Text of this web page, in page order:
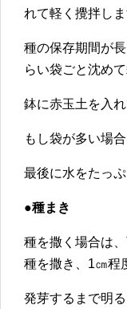
れて軽く攪拌しま
種の保存期間が
らい袋ごと沈めて
鉢に赤玉土を入
もし袋が多い場
最後に水をたっ
●種まき
種を撒く場合は
種を撒き、1㎝程
発芽するまで明